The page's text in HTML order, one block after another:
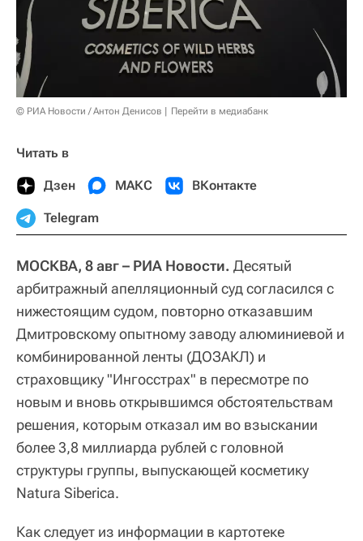
© РИА Новости / Антон Денисов Перейти в медиабанк
Читать в
Дзен МАКС ВКонтакте
Telegram
МОСКВА, 8 авг – РИА Новости. Десятый
арбитражный апелляционный суд согласился с
нижестоящим судом, повторно отказавшим
Дмитровскому опытному заводу алюминиевой и
комбинированной ленты (ДОЗАКЛ) и
страховщику "Ингосстрах" в пересмотре по
новым и вновь открывшимся обстоятельствам
решения, которым отказал им во взыскании
более 3,8 миллиарда рублей с головной
структуры группы, выпускающей косметику
Natura Siberica.
Как следует из информации в картотеке